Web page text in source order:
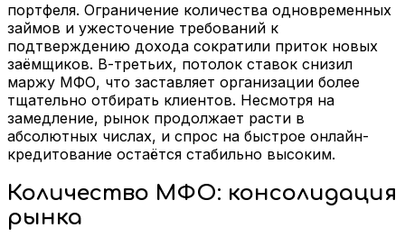
портфеля. Ограничение количества одновременных
займов и ужесточение требований к
подтверждению дохода сократили приток новых
заёмщиков. В-третьих, потолок ставок снизил
маржу МФО, что заставляет организации более
тщательно отбирать клиентов. Несмотря на
замедление, рынок продолжает расти в
абсолютных числах, и спрос на быстрое онлайн-
кредитование остаётся стабильно высоким.
Количество МФО: консолидация
рынка